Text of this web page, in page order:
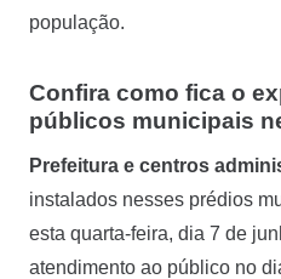
população.
Confira como fica o
públicos municipais
Prefeitura e centros
instalados nesses prédios
esta quarta-feira, dia 7 de
atendimento ao público no